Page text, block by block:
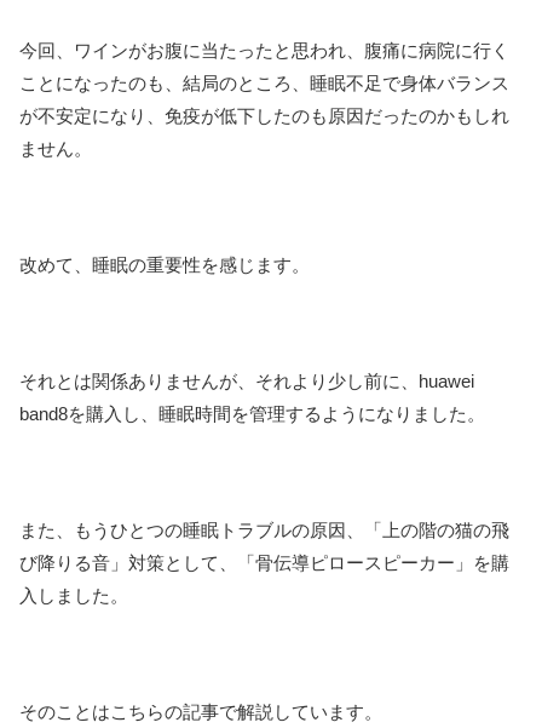
今回、ワインがお腹に当たったと思われ、腹痛に病院に行く
ことになったのも、結局のところ、睡眠不足で身体バランス
が不安定になり、免疫が低下したのも原因だったのかもしれ
ません。
改めて、睡眠の重要性を感じます。
それとは関係ありませんが、それより少し前に、huawei
band8を購入し、睡眠時間を管理するようになりました。
また、もうひとつの睡眠トラブルの原因、「上の階の猫の飛
び降りる音」対策として、「骨伝導ピロースピーカー」を購
入しました。
そのことはこちらの記事で解説しています。